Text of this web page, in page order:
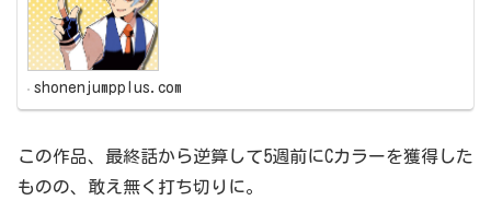
shonenjumpplus.com
この作品、最終話から逆算して5週前にCカラーを獲得した
ものの、敢え無く打ち切りに。